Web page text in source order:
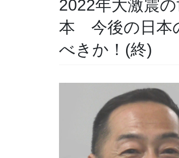
2022年大激震
本 今後の日本
べきか！(終)